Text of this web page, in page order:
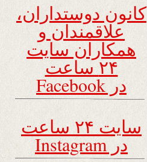
کانون دوستداران،
علاقمندان و
همکاران سایت
۲۴ ساعت
در Facebook
سایت ۲۴ ساعت
در Instagram